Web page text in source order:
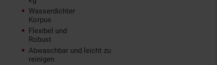
Wasserdichter
Korpus
Flexibel und
Robust
Abwaschbar und leicht zu
reinigen